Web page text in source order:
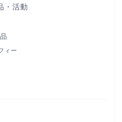
・活動
ィー